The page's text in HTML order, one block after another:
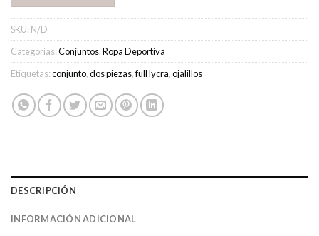
SKU: N/D
Categorías:Conjuntos,Ropa Deportiva
Etiquetas:conjunto,dos piezas,full lycra,ojalillos
DESCRIPCIÓN
INFORMACIÓN ADICIONAL